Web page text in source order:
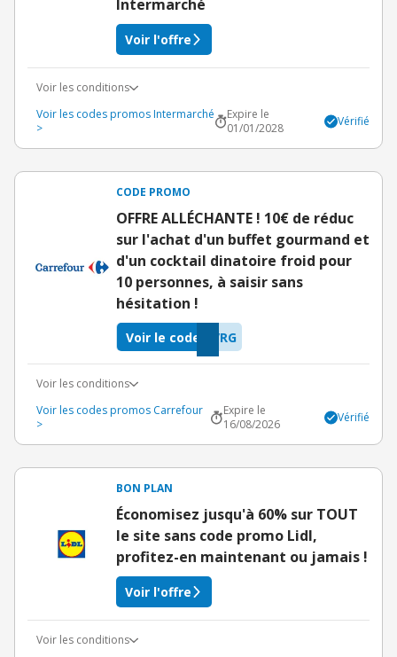
Intermarché
Voir l'offre
Voir les conditions
Voir les codes promos Intermarché
>
Expire le
01/01/2028
Vérifié
CODE PROMO
OFFRE ALLÉCHANTE ! 10€ de réduc
sur l'achat d'un buffet gourmand et
d'un cocktail dinatoire froid pour
10 personnes, à saisir sans
hésitation !
VRG
Voir le code
Voir les conditions
Voir les codes promos Carrefour
>
Expire le
16/08/2026
Vérifié
BON PLAN
Économisez jusqu'à 60% sur TOUT
le site sans code promo Lidl,
profitez-en maintenant ou jamais !
Voir l'offre
Voir les conditions